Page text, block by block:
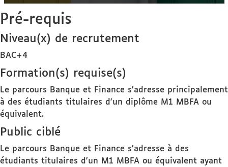
Pré-requis
Niveau(x) de recrutement
BAC+4
Formation(s) requise(s)
Le parcours Banque et Finance s'adresse principalement
à des étudiants titulaires d'un diplôme M1 MBFA ou
équivalent.
Public ciblé
Le parcours Banque et Finance s'adresse à des
étudiants titulaires d'un M1 MBFA ou équivalent ayant